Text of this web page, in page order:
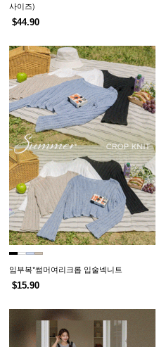
사이즈)
$44.90
임부복*썸머여리크롭 입술넥니트
$15.90